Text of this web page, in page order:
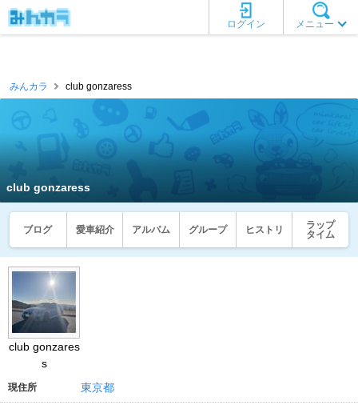
メニュー
ログイン
みんカラ club gonzaress
club gonzaress
ブログ 愛車紹介 アルバム グループ ヒストリ
ラップ
タイム
club gonzares
s
現住所 東京都